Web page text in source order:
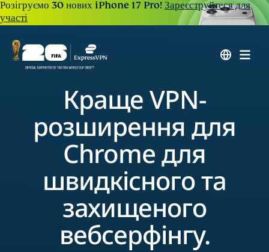
Розігруємо 30 нових iPhone 17 Pro!Зареєструйтеся для
участі
Краще VPN-
розширення для
Chrome для
швидкісного та
захищеного
вебсерфінгу.